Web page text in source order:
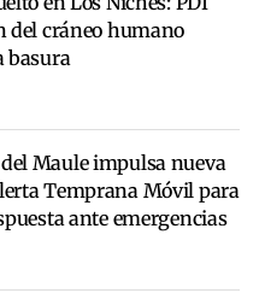
del cráneo humano
basura
Maule impulsa nueva
Temprana Móvil para
ante emergencias